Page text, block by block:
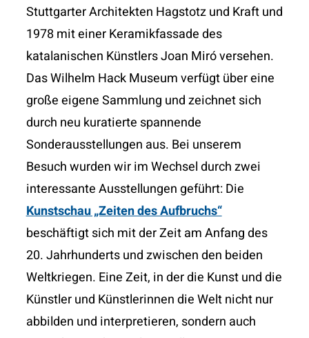
Stuttgarter Architekten Hagstotz und Kraft und
1978 mit einer Keramikfassade des
katalanischen KünstlersJoan Miró versehen.
Das Wilhelm Hack Museum verfügt über eine
großeeigene Sammlung und zeichnet sich
durch neu kuratierte spannende
Sonderausstellungen aus. Bei unserem
Besuch wurden wir im Wechsel durch zwei
interessante Ausstellungen geführt:Die
Kunstschau „Zeiten des Aufbruchs“
beschäftigt sich mitder Zeit am Anfang des
20. Jahrhunderts und zwischen den beiden
Weltkriegen. Eine Zeit, in der die Kunst und die
Künstler und Künstlerinnen die Welt nicht nur
abbilden und interpretieren, sondern auch